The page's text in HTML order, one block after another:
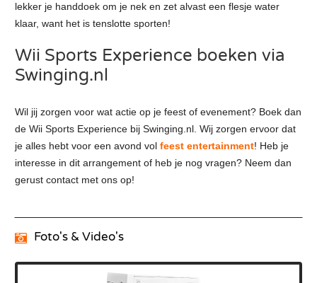
lekker je handdoek om je nek en zet alvast een flesje water
klaar, want het is tenslotte sporten!
Wii Sports Experience boeken via
Swinging.nl
Wil jij zorgen voor wat actie op je feest of evenement? Boek dan
de Wii Sports Experience bij Swinging.nl. Wij zorgen ervoor dat
je alles hebt voor een avond vol feest entertainment! Heb je
interesse in dit arrangement of heb je nog vragen? Neem dan
gerust contact met ons op!
Foto's & Video's